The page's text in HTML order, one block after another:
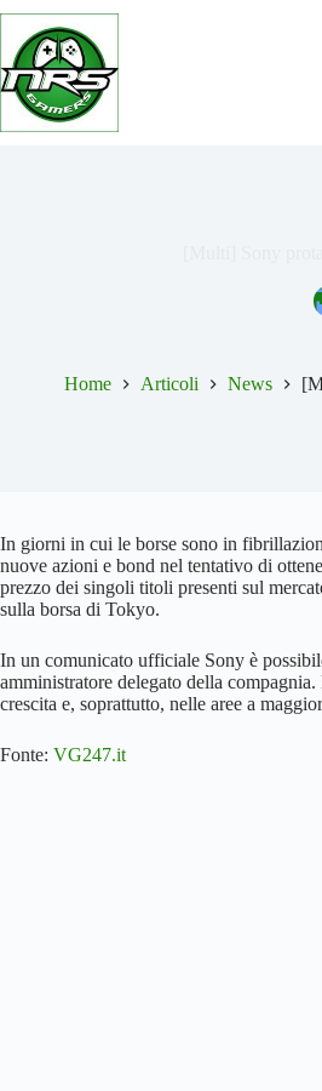
Salta
contenuto
Home Articoli News
In giorni in cui le borse sono in
nuove azioni e bond nel tentativo di
prezzo dei singoli titoli presenti sul
sulla borsa di Tokyo.
In un comunicato ufficiale Sony è
amministratore delegato della
crescita e, soprattutto, nelle aree a
Fonte: VG247.it